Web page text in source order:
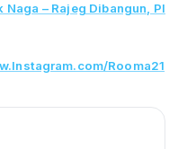
Naga – Rajeg Dibangun, PI
Rooma21